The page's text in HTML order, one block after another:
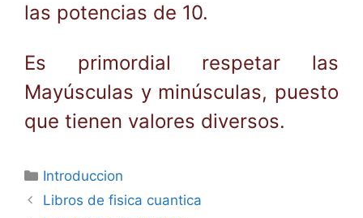
las potencias de 10.
Es primordial respetar las
Mayúsculas y minúsculas, puesto
que tienen valores diversos.
Categorías
Introduccion
Libros de fisica cuantica